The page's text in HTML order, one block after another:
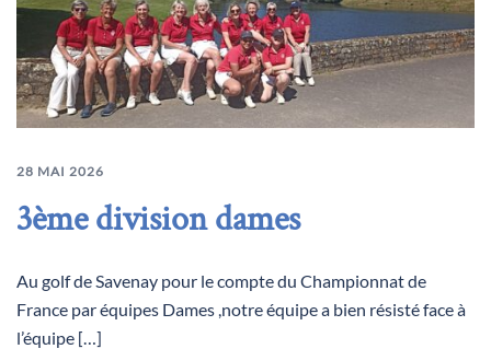
28 MAI 2026
3ème division dames
Au golf de Savenay pour le compte du Championnat de
France par équipes Dames ,notre équipe a bien résisté face à
l’équipe […]